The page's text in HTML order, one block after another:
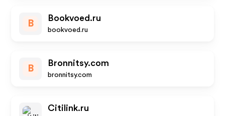
B
Bookvoed.ru
bookvoed.ru
B
Bronnitsy.com
bronnitsy.com
Citilink.ru